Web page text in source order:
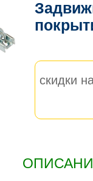
скидки